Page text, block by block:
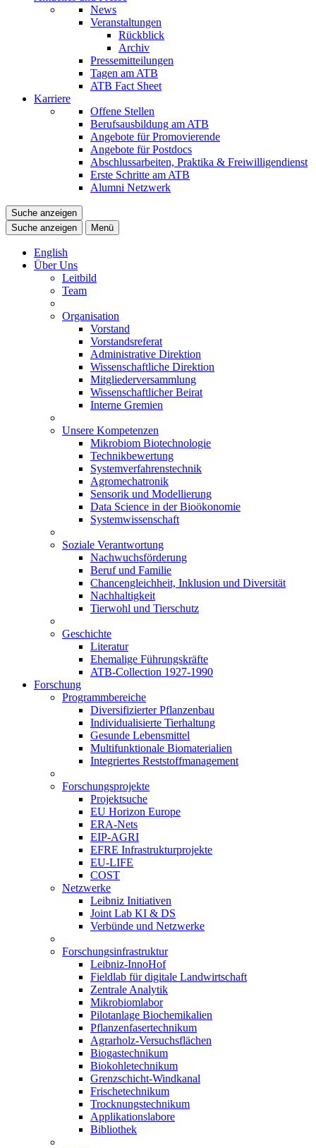
News
Veranstaltungen
Rückblick
Archiv
Pressemitteilungen
Tagen am ATB
ATB Fact Sheet
Karriere
Offene Stellen
Berufsausbildung am ATB
Angebote für Promovierende
Angebote für Postdocs
Abschlussarbeiten, Praktika & Freiwilligendienst
Erste Schritte am ATB
Alumni Netzwerk
Suche anzeigen
Suche anzeigen
Menü
English
Über Uns
Leitbild
Team
Organisation
Vorstand
Vorstandsreferat
Administrative Direktion
Wissenschaftliche Direktion
Mitgliederversammlung
Wissenschaftlicher Beirat
Interne Gremien
Unsere Kompetenzen
Mikrobiom Biotechnologie
Technikbewertung
Systemverfahrenstechnik
Agromechatronik
Sensorik und Modellierung
Data Science in der Bioökonomie
Systemwissenschaft
Soziale Verantwortung
Nachwuchsförderung
Beruf und Familie
Chancengleichheit, Inklusion und Diversität
Nachhaltigkeit
Tierwohl und Tierschutz
Geschichte
Literatur
Ehemalige Führungskräfte
ATB-Collection 1927-1990
Forschung
Programmbereiche
Diversifizierter Pflanzenbau
Individualisierte Tierhaltung
Gesunde Lebensmittel
Multifunktionale Biomaterialien
Integriertes Reststoffmanagement
Forschungsprojekte
Projektsuche
EU Horizon Europe
ERA-Nets
EIP-AGRI
EFRE Infrastrukturprojekte
EU-LIFE
COST
Netzwerke
Leibniz Initiativen
Joint Lab KI & DS
Verbünde und Netzwerke
Forschungsinfrastruktur
Leibniz-InnoHof
Fieldlab für digitale Landwirtschaft
Zentrale Analytik
Mikrobiomlabor
Pilotanlage Biochemikalien
Pflanzenfasertechnikum
Agrarholz-Versuchsflächen
Biogastechnikum
Biokohletechnikum
Grenzschicht-Windkanal
Frischetechnikum
Trocknungstechnikum
Applikationslabore
Bibliothek